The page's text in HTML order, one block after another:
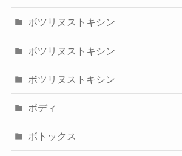
ボツリヌストキシン
ボツリヌストキシン
ボツリヌストキシン
ボディ
ボトックス